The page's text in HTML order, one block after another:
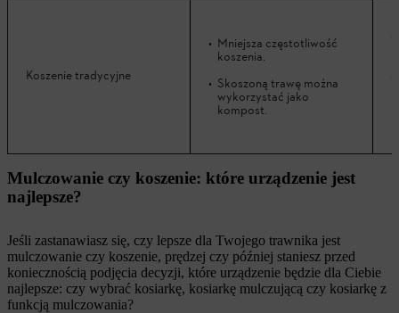
Koszenie tradycyjne
Mniejsza częstotliwość
koszenia.
Skoszoną trawę można
wykorzystać jako
kompost.
Mulczowanie czy koszenie: które urządzenie jest
najlepsze?
Jeśli zastanawiasz się, czy lepsze dla Twojego trawnika jest
mulczowanie czy koszenie, prędzej czy później staniesz przed
koniecznością podjęcia decyzji, które urządzenie będzie dla Ciebie
najlepsze: czy wybrać kosiarkę, kosiarkę mulczującą czy kosiarkę z
funkcją mulczowania?